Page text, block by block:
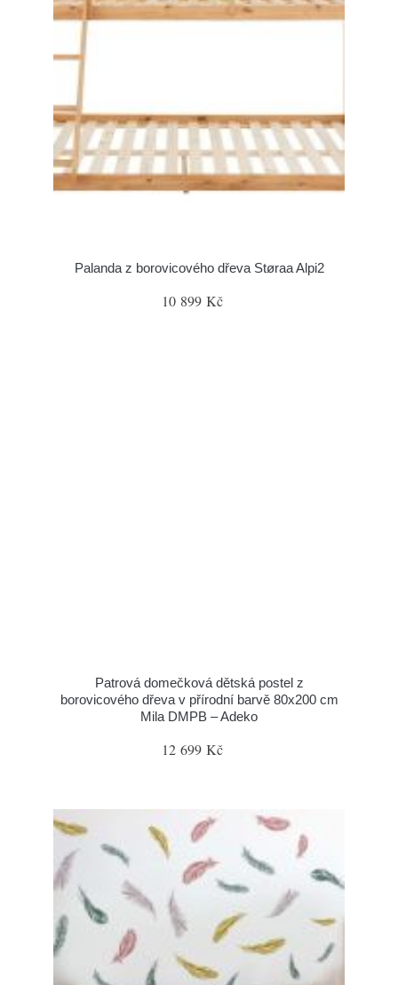
Palanda z borovicového dřeva Støraa Alpi2
10 899 Kč
Patrová domečková dětská postel z
borovicového dřeva v přírodní barvě 80x200 cm
Mila DMPB – Adeko
12 699 Kč